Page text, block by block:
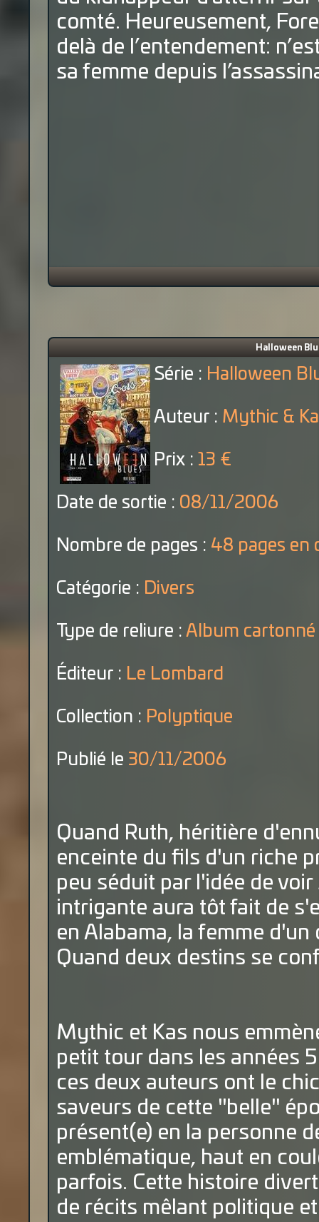
comté. Heureusement,
delà de l’entendement:
sa femme depuis
Halloween
Série : Halloween
Auteur : Mythic &
Prix : 13 €
Date de sortie : 08/11/2006
Nombre de pages : 48 pages en
Catégorie : Divers
Type de reliure : Album cartonné
Éditeur : Le Lombard
Collection : Polyptique
Publié le 30/11/2006
Quand Ruth, héritière
enceinte du fils d'un riche
peu séduit par l'idée de
intrigante aura tôt fait de
en Alabama, la femme
Quand deux destins se
Mythic et Kas nous
petit tour dans les années
ces deux auteurs ont le
saveurs de cette "belle"
présent(e) en la personne
emblématique, haut en
parfois. Cette histoire
de récits mêlant politique